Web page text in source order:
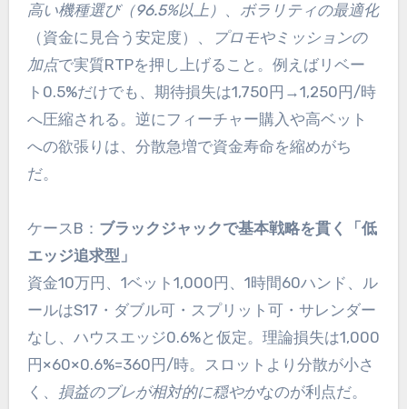
高い機種選び（96.5%以上） 、 ボラリティの最適化
（資金に見合う安定度）、
プロモやミッションの
加点で実質RTPを押し上げること。例えばリベー
ト0.5%だけでも、期待損失は1,750円→1,250円/時
へ圧縮される。逆にフィーチャー購入や高ベット
への欲張りは、分散急増で資金寿命を縮めがち
だ。
ケースB： ブラックジャックで基本戦略を貫く「低
エッジ追求型」
資金10万円、1ベット1,000円、1時間60ハンド、ル
ールはS17・ダブル可・スプリット可・サレンダー
なし、ハウスエッジ0.6%と仮定。理論損失は1,000
円×60×0.6%=360円/時。スロットより分散が小さ
く、 損益のブレが相対的に穏やかなのが利点だ。